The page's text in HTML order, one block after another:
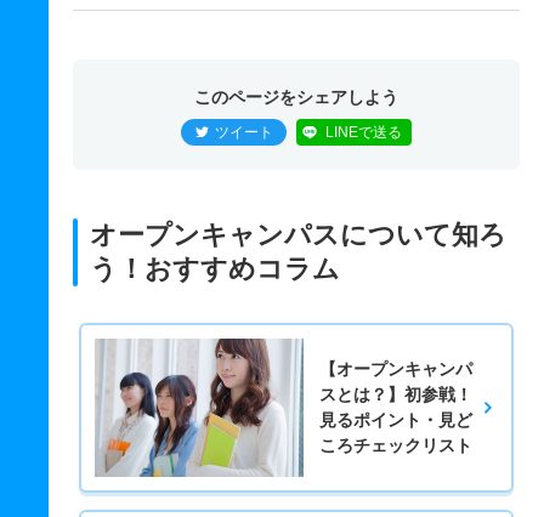
このページをシェアしよう
ツイート LINEで送る
オープンキャンパスについて知ろ
う！おすすめコラム
【オープンキャンパ
スとは？】初参戦！
見るポイント・見ど
ころチェックリスト